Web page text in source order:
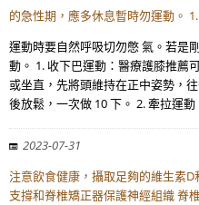
的急性期，應多休息暫時勿運動。
運動時要自然呼吸切勿憋 氣。若是
動。 1. 收下巴運動：醫療護膝推薦
或坐直，先將頭維持在正中姿勢，
後放鬆，一次做 10 下。 2. 牽拉運動
2023-07-31
注意飲食健康，攝取足夠的維生素
支撐和脊椎矯正器保護神經組織 脊